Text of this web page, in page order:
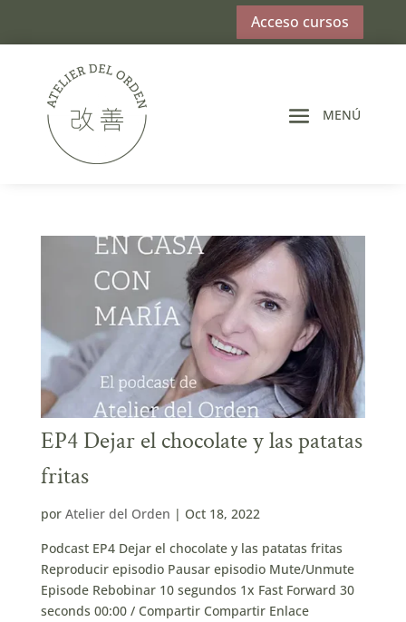
Acceso cursos
EP4 Dejar el chocolate y las patatas
fritas
por Atelier del Orden | Oct 18, 2022
Podcast EP4 Dejar el chocolate y las patatas fritas
Reproducir episodio Pausar episodio Mute/Unmute
Episode Rebobinar 10 segundos 1x Fast Forward 30
seconds 00:00 / Compartir Compartir Enlace